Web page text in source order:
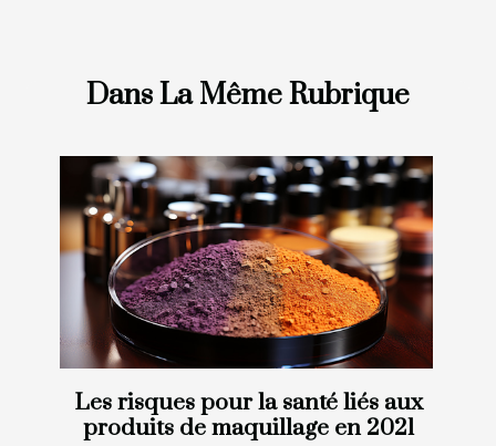
Dans La Même Rubrique
Les risques pour la santé liés aux
produits de maquillage en 2021